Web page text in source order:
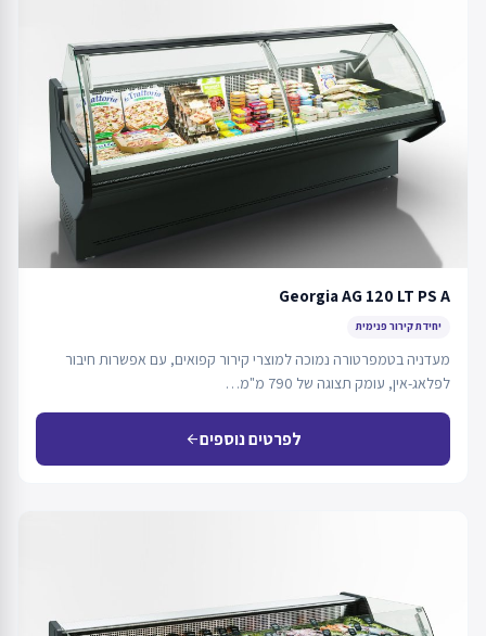
Georgia AG 120 LT PS A
יחידת קירור פנימית
מעדניה בטמפרטורה נמוכה למוצרי קירור קפואים, עם אפשרות חיבור
לפלאג-אין, עומק תצוגה של 790 מ"מ…
לפרטים נוספיםarrow_back